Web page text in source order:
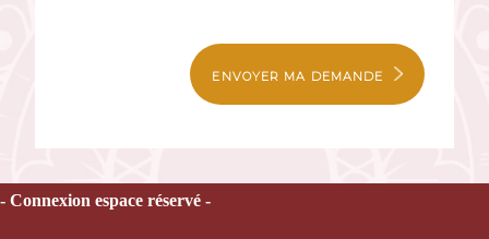
ENVOYER MA DEMANDE
- Connexion espace réservé -